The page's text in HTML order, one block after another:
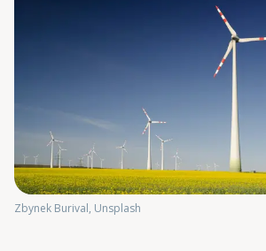
Zbynek Burival, Unsplash